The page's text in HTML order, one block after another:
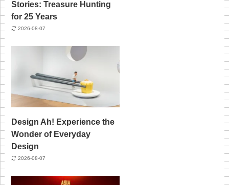
Stories: Treasure Hunting
for 25 Years
2026-08-07
Design Ah! Experience the
Wonder of Everyday
Design
2026-08-07